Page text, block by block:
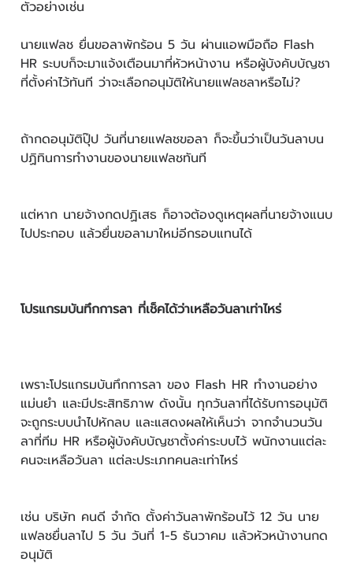
ตัวอย่างเช่น
นายแฟลช ยื่นขอลาพักร้อน 5 วัน ผ่านแอพมือถือ Flash
HR ระบบก็จะมาแจ้งเตือนมาที่หัวหน้างาน หรือผู้บังคับบัญชา
ที่ตั้งค่าไว้ทันที ว่าจะเลือกอนุมัติให้นายแฟลชลาหรือไม่?
ถ้ากดอนุมัติปุ๊ป วันที่นายแฟลชขอลา ก็จะขึ้นว่าเป็นวันลาบน
ปฏิทินการทำงานของนายแฟลชทันที
แต่หาก นายจ้างกดปฏิเสธ ก็อาจต้องดูเหตุผลที่นายจ้างแนบ
ไปประกอบ แล้วยื่นขอลามาใหม่อีกรอบแทนได้
โปรแกรมบันทึกการลา ที่เช็คได้ว่าเหลือวันลาเท่าไหร่
เพราะโปรแกรมบันทึกการลา ของ Flash HR ทำงานอย่าง
แม่นยำ และมีประสิทธิภาพ ดังนั้น ทุกวันลาที่ได้รับการอนุมัติ
จะถูกระบบนำไปหักลบ และแสดงผลให้เห็นว่า จากจำนวนวัน
ลาที่ทีม HR หรือผู้บังคับบัญชาตั้งค่าระบบไว้ พนักงานแต่ละ
คนจะเหลือวันลา แต่ละประเภทคนละเท่าไหร่
เช่น บริษัท คนดี จำกัด ตั้งค่าวันลาพักร้อนไว้ 12 วัน นาย
แฟลชยื่นลาไป 5 วัน วันที่ 1-5 ธันวาคม แล้วหัวหน้างานกด
อนุมัติ